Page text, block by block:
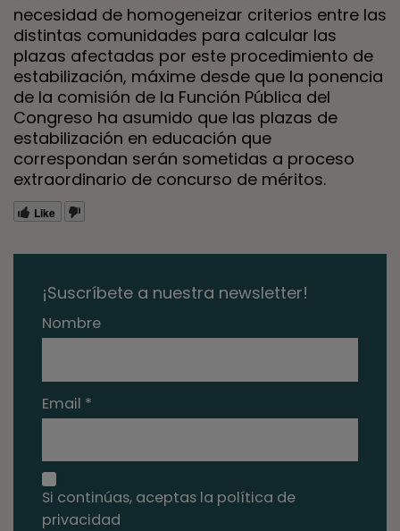
necesidad de homogeneizar criterios entre las
distintas comunidades para calcular las
plazas afectadas por este procedimiento de
estabilización, máxime desde que la ponencia
de la comisión de la Función Pública del
Congreso ha asumido que las plazas de
estabilización en educación que
correspondan serán sometidas a proceso
extraordinario de concurso de méritos.
Like
¡Suscríbete a nuestra newsletter!
Nombre
Email *
Si continúas, aceptas la política de
privacidad